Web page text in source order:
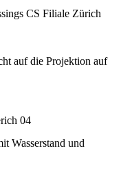
auf die Projektion auf
Wasserstand und